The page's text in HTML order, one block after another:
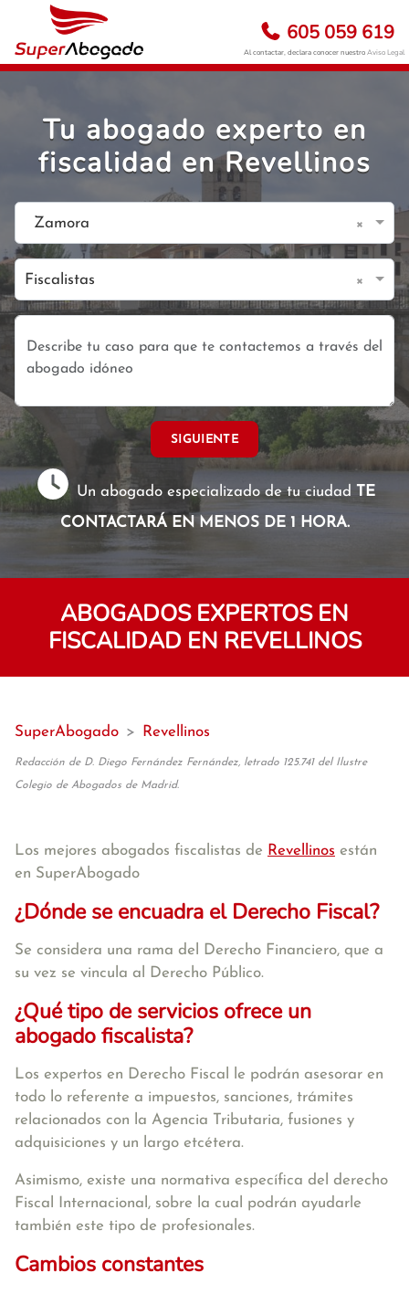
605 059 619
Al contactar, declara conocer nuestroAviso Legal
Tu abogado experto en
fiscalidad en Revellinos
Zamora ×
Fiscalistas ×
SIGUIENTE
Un abogado especializado de tu ciudad TE
CONTACTARÁ EN MENOS DE 1 HORA.
ABOGADOS EXPERTOS EN
FISCALIDAD EN REVELLINOS
SuperAbogado > Revellinos
Redacción de D. Diego Fernández Fernández, letrado 125.741 del Ilustre
Colegio de Abogados de Madrid.
Los mejores abogados fiscalistas de Revellinos están
en SuperAbogado
¿Dónde se encuadra el Derecho Fiscal?
Se considera una rama del Derecho Financiero, que a
su vez se vincula al Derecho Público.
¿Qué tipo de servicios ofrece un
abogado fiscalista?
Los expertos en Derecho Fiscal le podrán asesorar en
todo lo referente a impuestos, sanciones, trámites
relacionados con la Agencia Tributaria, fusiones y
adquisiciones y un largo etcétera.
Asimismo, existe una normativa específica del derecho
Fiscal Internacional, sobre la cual podrán ayudarle
también este tipo de profesionales.
Cambios constantes